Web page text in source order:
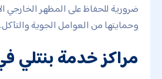
ضرورية للحفاظ على المظهر الخارجي
وحمايتها من العوامل الجوية والتآكل.
مراكز خدمة بنتلي